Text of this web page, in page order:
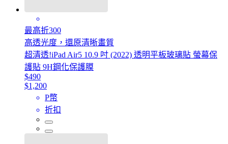
最高折300
高透光度，還原清晰畫質
超清透!iPad Air5 10.9 吋 (2022) 透明平板玻璃貼 螢幕保
護貼 9H鋼化保護膜
$490
$1,200
P幣
折扣